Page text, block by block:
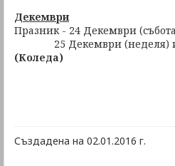
Декември
Празник - 24 Декември
25 Декември (неделя) и
(Коледа)
Създадена на 02.01.2016 г.